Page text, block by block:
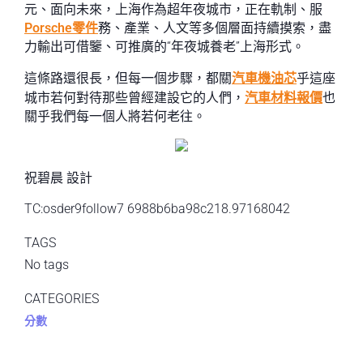
元、面向未來，上海作為超年夜城市，正在軌制、服
Porsche零件務、產業、人文等多個層面持續摸索，盡
力輸出可借鑒、可推廣的“年夜城養老”上海形式。
這條路還很長，但每一個步驟，都關汽車機油芯乎這座
城市若何對待那些曾經建設它的人們， 汽車材料報價也
關乎我們每一個人將若何老往。
祝碧晨 設計
TC:osder9follow7 6988b6ba98c218.97168042
TAGS
No tags
CATEGORIES
分數